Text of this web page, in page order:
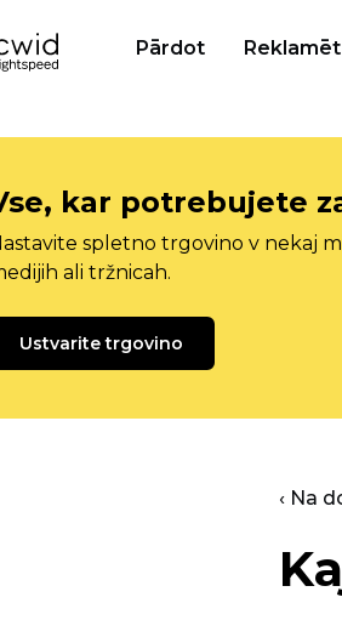
Pārdot Reklamēt
kar potrebujete
spletno trgovino v nekaj
ali tržnicah.
Ustvarite trgovino
‹ Na